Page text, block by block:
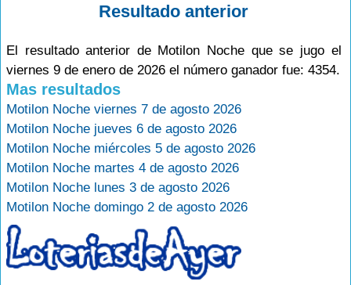
Resultado anterior
El resultado anterior de Motilon Noche que se jugo el
viernes 9 de enero de 2026 el número ganador fue: 4354.
Mas resultados
Motilon Noche viernes 7 de agosto 2026
Motilon Noche jueves 6 de agosto 2026
Motilon Noche miércoles 5 de agosto 2026
Motilon Noche martes 4 de agosto 2026
Motilon Noche lunes 3 de agosto 2026
Motilon Noche domingo 2 de agosto 2026